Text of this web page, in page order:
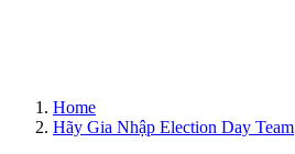
Home
Hãy Gia Nhập Election Day Team